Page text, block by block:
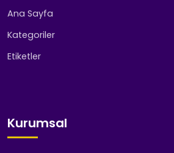
Ana Sayfa
Kategoriler
Etiketler
Kurumsal